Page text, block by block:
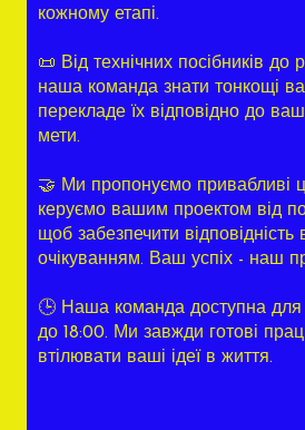
кожному етапі.
📜 Від технічних посібників до
наша команда знати тонкощі
перекладе їх відповідно до
мети.
🤝 Ми пропонуємо привабливі
керуємо вашим проектом від
щоб забезпечити
очікуванням. Ваш успіх - наш
🕒 Наша команда доступна
до 18:00. Ми завжди готові
втілювати ваші ідеї в життя.